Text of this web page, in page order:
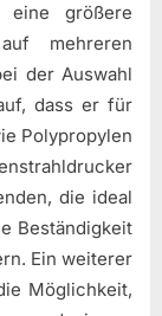
eine größere
mehreren
der Auswahl
dass er für
Polypropylen
die ideal
Beständigkeit
Ein weiterer
Möglichkeit,